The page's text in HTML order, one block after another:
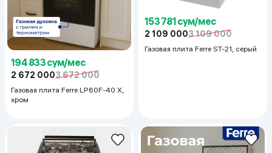
194 833 сум/мес
2 672 0003 672 000
Газовая плита Ferre LP60F-40 X,
хром
153 781 сум/мес
2 109 0003 109 000
Газовая плита Ferre ST-21, серый